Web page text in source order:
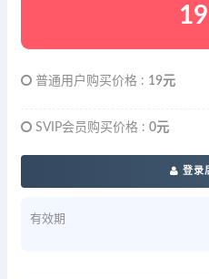
19
普通用户购买价格 : 19元
SVIP会员购买价格 : 0元
登录
有效期